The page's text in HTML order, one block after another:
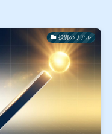
投資のリアル